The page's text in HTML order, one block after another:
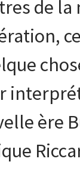
de
ère